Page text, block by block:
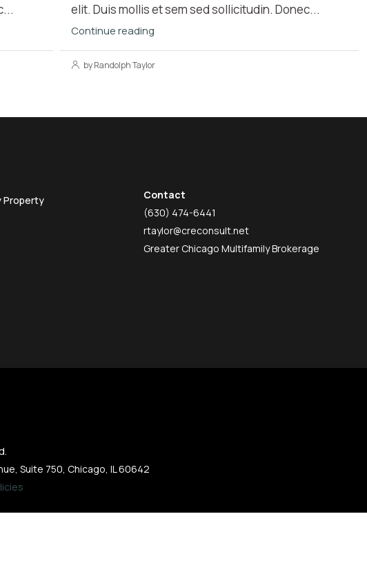
elit. Duis mollis et sem sed sollicitudin. Donec...
Continue reading
by Randolph Taylor
Property
Contact
(630) 474-6441
rtaylor@creconsult.net
Greater Chicago Multifamily Brokerage
Suite 750, Chicago, IL 60642